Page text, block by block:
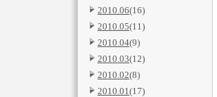
2010.06(16)
2010.05(11)
2010.04(9)
2010.03(12)
2010.02(8)
2010.01(17)